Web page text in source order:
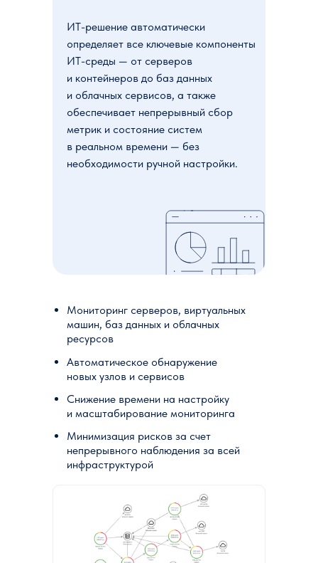
ИТ-решение автоматически
определяет все ключевые компоненты
ИТ-среды — от серверов
и контейнеров до баз данных
и облачных сервисов, а также
обеспечивает непрерывный сбор
метрик и состояние систем
в реальном времени — без
необходимости ручной настройки.
Мониторинг серверов, виртуальных
машин, баз данных и облачных
ресурсов
Автоматическое обнаружение
новых узлов и сервисов
Снижение времени на настройку
и масштабирование мониторинга
Минимизация рисков за счет
непрерывного наблюдения за всей
инфраструктурой